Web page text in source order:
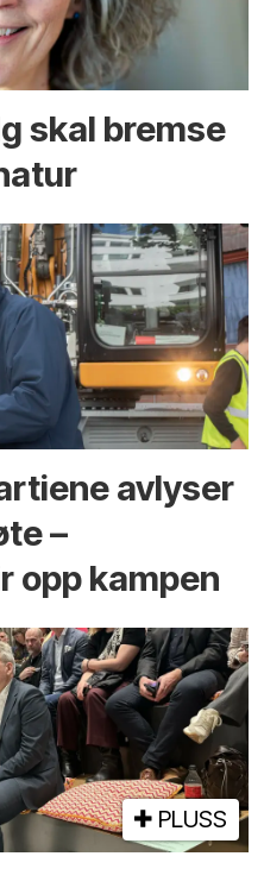
skal bremse
avlyser
–
opp kampen
PLUSS